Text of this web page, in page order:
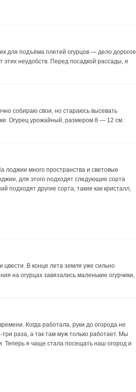
для подъёма плетей огурцов — дело дорогое
неудобств. Перед посадкой рассады, я
собираю свои, но стараюсь высевать
Огурец урожайный, размером 8 — 12 см.
много пространства и световые
для этого подходят следующие сорта
подходят другие сорта, такие как кристалл,
цвести. В конце лета земля уже сильно
на огурцах завязались маленькие огурчики,
Когда работала, руки до огорода не
раза, а так там муж только работает. Мы
Теперь я чаще стала посещать наш огород и